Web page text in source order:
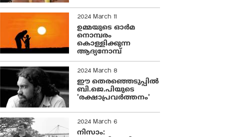
2024 March 11
ഉമ്മയുടെ ഓർമ
നൊമ്പരം
കൊള്ളിക്കുന്ന
ആദ്യനോമ്പ്
2024 March 8
ഈ തെരഞ്ഞെടുപ്പില്‍
ബി.ജെ.പിയുടെ
'രക്ഷാപ്രവര്‍ത്തനം'
2024 March 6
നിസാം: